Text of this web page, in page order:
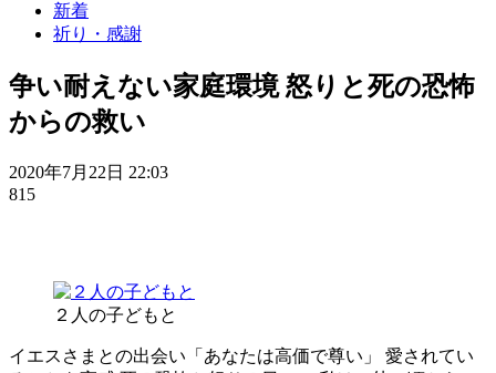
新着
祈り・感謝
争い耐えない家庭環境 怒りと死の恐怖
からの救い
2020年7月22日 22:03
815
２人の子どもと
イエスさまとの出会い「あなたは高価で尊い」 愛されてい